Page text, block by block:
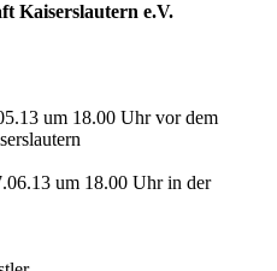
Kaiserslautern e.V.
um 18.00 Uhr vor dem
um 18.00 Uhr in der